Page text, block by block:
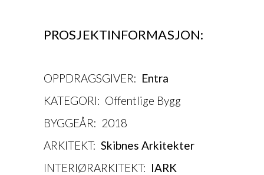
PROSJEKTINFORMASJON:
OPPDRAGSGIVER: Entra
KATEGORI: Offentlige Bygg
BYGGEÅR: 2018
ARKITEKT: Skibnes Arkitekter
INTERIØRARKITEKT: IARK